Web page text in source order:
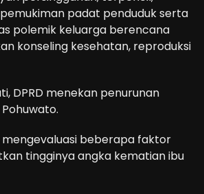
padat penduduk serta
polemik keluarga berencana
konseling kesehatan, reproduksi
DPRD menekan penurunan
mengevaluasi beberapa faktor
tingginya angka kematian ibu